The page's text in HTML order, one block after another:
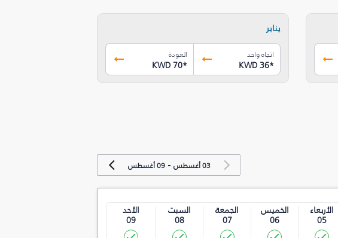
يناير
اتجاه واحد
KWD 36*
العودة
KWD 70*
03 أغسطس -09 أغسطس
الأربعاء
05
الخميس
06
الجمعة
07
السبت
08
الأحد
09